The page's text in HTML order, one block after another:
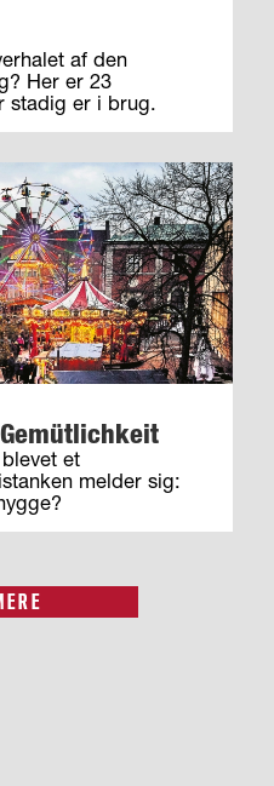
af den
Her er 23
stadig er i brug.
et
melder sig: